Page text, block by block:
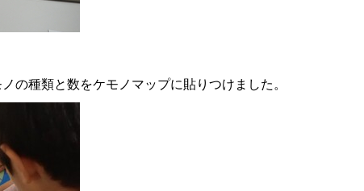
の種類と数をケモノマップに貼りつけました。